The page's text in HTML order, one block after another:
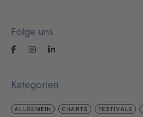
Folge uns
Kategorien
ALLGEMEIN CHARTS FESTIVALS